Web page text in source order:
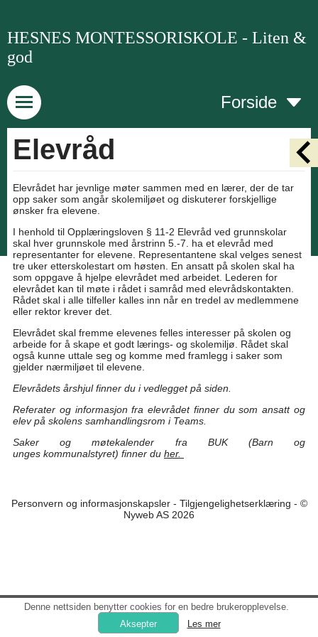
HESNES MONTESSORISKOLE - Liten &
god
Forside
Elevråd
Elevrådet har jevnlige møter sammen med en lærer, der de tar
opp saker som angår skolemiljøet og diskuterer forskjellige
ønsker fra elevene.
I henhold til Opplæringsloven § 11-2 Elevråd ved grunnskolar
skal hver grunnskole med årstrinn 5.-7. ha et elevråd med
representanter for elevene. Representantene skal velges senest
tre uker etterskolestart om høsten. En ansatt på skolen skal ha
som oppgave å hjelpe elevrådet med arbeidet. Lederen for
elevrådet kan til møte i rådet i samråd med elevrådskontakten.
Rådet skal i alle tilfeller kalles inn når en tredel av medlemmene
eller rektor krever det.
Elevrådet skal fremme elevenes felles interesser på skolen og
arbeide for å skape et godt lærings- og skolemiljø. Rådet skal
også kunne uttale seg og komme med framlegg i saker som
gjelder nærmiljøet til elevene.
Elevrådets årshjul finner du i vedlegget på siden.
Referater og informasjon fra elevrådet finner du som ansatt og
elev på skolens samhandlingsrom i Teams.
Saker og møtekalender fra BUK (Barn og
unges kommunalstyret) finner du her.
Personvern og informasjonskapsler- Tilgjengelighetserklæring - ©
Nyweb AS 2026
Denne nettsiden benytter cookies for en bedre brukeropplevelse.
Les mer